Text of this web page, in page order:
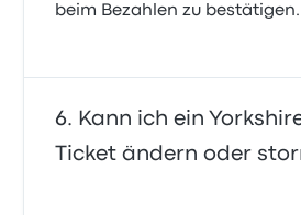
beim Bezahlen zu bestätigen.
Kann ich ein
Ticket ändern oder